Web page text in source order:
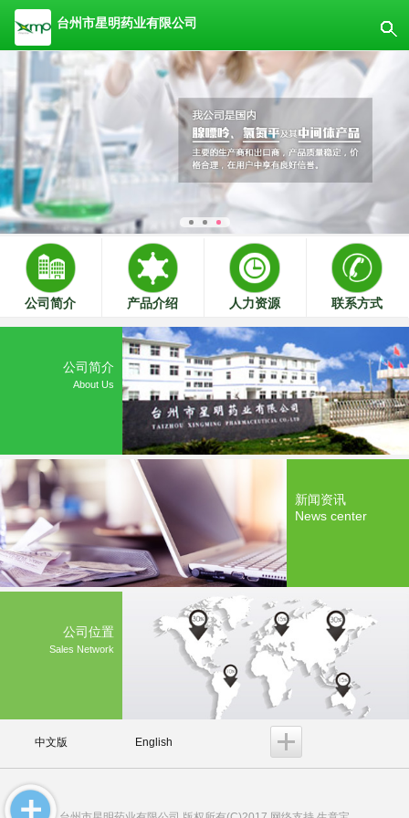
台州市星明药业有限公司
公司简介 产品介绍 人力资源 联系方式
公司简介
About Us
新闻资讯
News center
公司位置
Sales Network
中文版 English